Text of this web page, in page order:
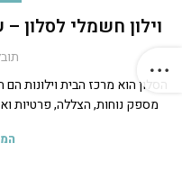
וילון חשמלי לסלון
הסלון הוא מרכז הבית וילונות הם
מספק נוחות, הצללה, פרטיות